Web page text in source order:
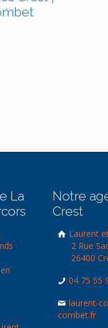
La
Notre
Crest
Laurent
2 Rue
26400
04 75 55
laurent-
combet.fr